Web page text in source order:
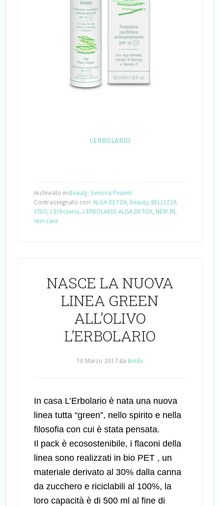
L’ERBOLARIO
Archiviato in:Beauty, Simona Pesenti
Contrassegnato con: ALGA DETOX beauty, BELLEZZA
VISO L'Erbolario L'ERBOLARIO ALGA DETOX NEW IN
skin care
NASCE LA NUOVA
LINEA GREEN
ALL’OLIVO
L’ERBOLARIO
10 Marzo 2017 da Bimbi
In casa L’Erbolario è nata una nuova
linea tutta “green”, nello spirito e nella
filosofia con cui è stata pensata.
Il pack è ecosostenibile, i flaconi della
linea sono realizzati in bio PET , un
materiale derivato al 30% dalla canna
da zucchero e riciclabili al 100%, la
loro capacità è di 500 ml al fine di